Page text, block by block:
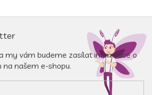
my vám budeme zasílat informace o
našem e-shopu.